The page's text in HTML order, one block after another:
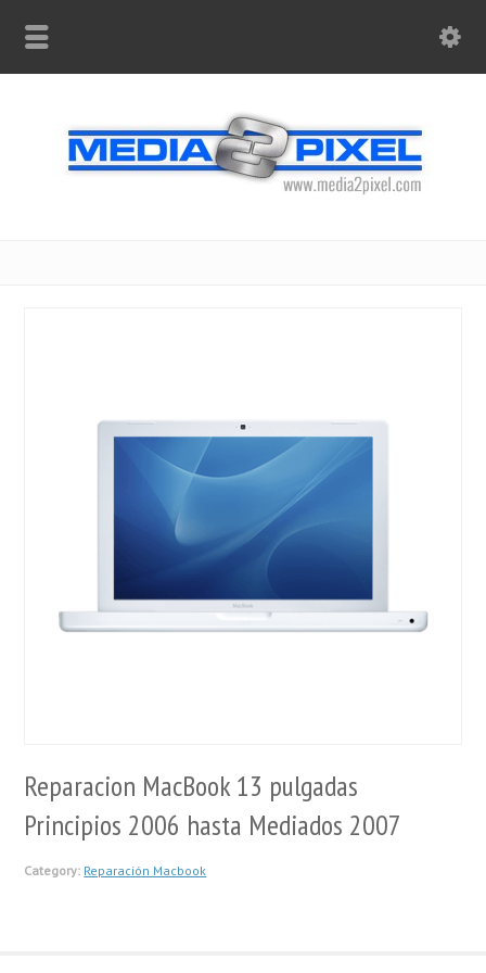
Reparacion MacBook 13 pulgadas
Principios 2006 hasta Mediados 2007
Category: Reparación Macbook